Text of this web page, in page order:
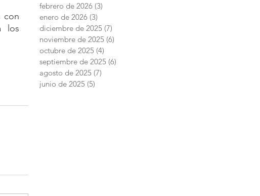
con
los
febrero de 2026 (3)
enero de 2026 (3)
diciembre de 2025 (7)
noviembre de 2025 (6)
octubre de 2025 (4)
septiembre de 2025 (6)
agosto de 2025 (7)
junio de 2025 (5)